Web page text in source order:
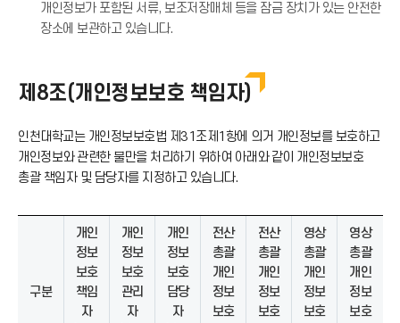
개인정보가 포함된 서류, 보조저장매체 등을 잠금 장치가 있는 안전한
장소에 보관하고 있습니다.
제8조(개인정보보호 책임자)
인천대학교는 개인정보보호법 제31조제1항에 의거 개인정보를 보호하고
개인정보와 관련한 불만을 처리하기 위하여 아래와 같이 개인정보보호
총괄 책임자 및 담당자를 지정하고 있습니다.
구분
개인
정보
보호
책임
자
개인
정보
보호
관리
자
개인
정보
보호
담당
자
전산
총괄
개인
정보
보호
전산
총괄
개인
정보
보호
영상
총괄
개인
정보
보호
영상
총괄
개인
정보
보호